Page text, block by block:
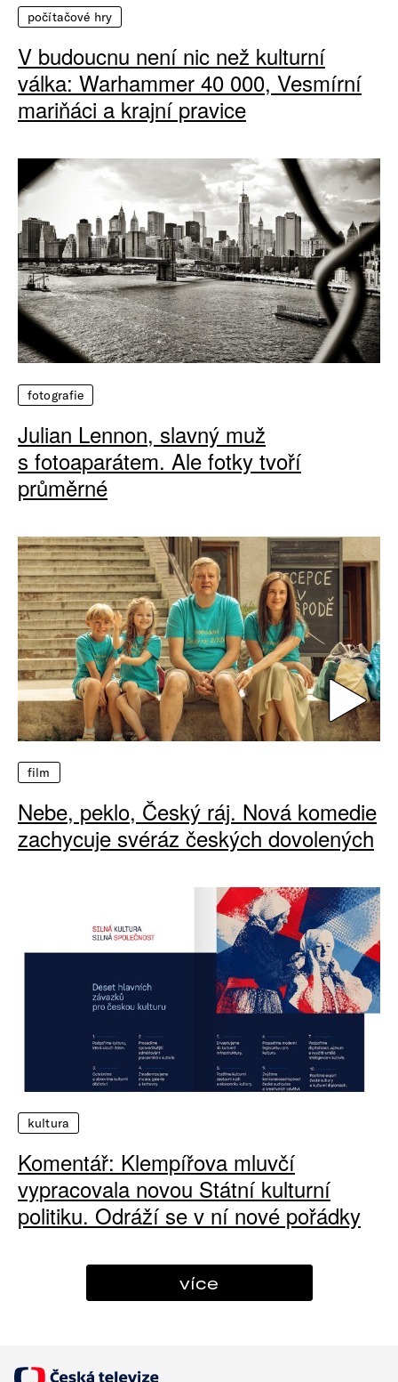
počítačové hry
V budoucnu není nic než kulturní
válka: Warhammer 40 000, Vesmírní
mariňáci a krajní pravice
fotografie
Julian Lennon, slavný muž
s fotoaparátem. Ale fotky tvoří
průměrné
film
Nebe, peklo, Český ráj. Nová komedie
zachycuje svéráz českých dovolených
kultura
Komentář: Klempířova mluvčí
vypracovala novou Státní kulturní
politiku. Odráží se v ní nové pořádky
více